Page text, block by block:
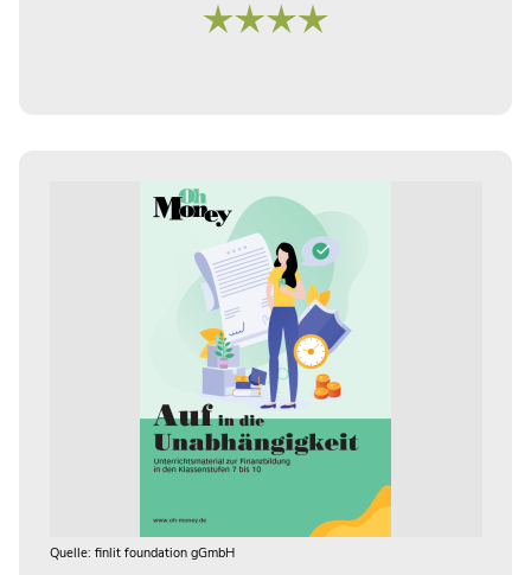
Quelle: finlit foundation gGmbH